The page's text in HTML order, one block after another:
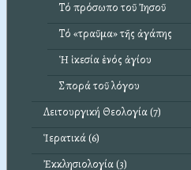
Τό πρόσωπο τοῦ Ἰησοῦ
Τό «τραῦμα» τῆς ἀγάπης
Ἡ ἱκεσία ἑνός ἁγίου
Σπορά τοῦ λόγου
Λειτουργική Θεολογία (7)
Ἱερατικά (6)
Ἐκκλησιολογία (3)